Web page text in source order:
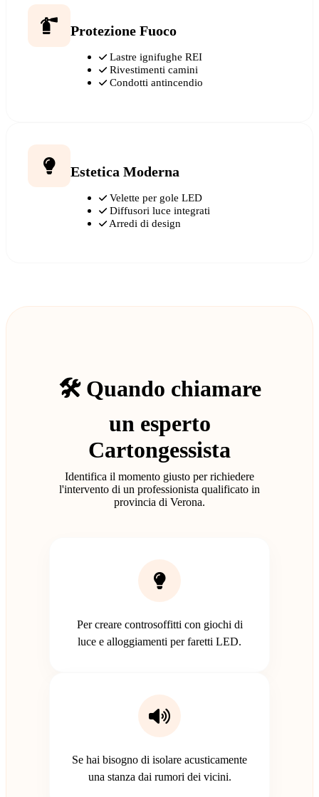
Protezione Fuoco
Lastre ignifughe REI
Rivestimenti camini
Condotti antincendio
Estetica Moderna
Velette per gole LED
Diffusori luce integrati
Arredi di design
🛠️ Quando chiamare
un esperto
Cartongessista
Identifica il momento giusto per richiedere
l'intervento di un professionista qualificato in
provincia di Verona.
Per creare controsoffitti con giochi di
luce e alloggiamenti per faretti LED.
Se hai bisogno di isolare acusticamente
una stanza dai rumori dei vicini.